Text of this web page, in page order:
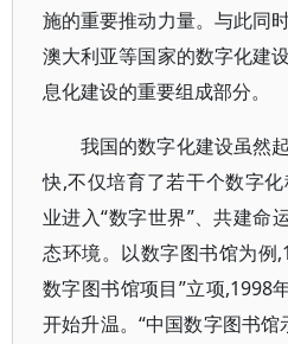
施的重要推动力量。与此同
澳大利亚等国家的数字化建
息化建设的重要组成部分。
我国的数字化建设虽然
快,不仅培育了若干个数字
业进入“数字世界”、共建命
态环境。以数字图书馆为例
数字图书馆项目”立项,1998
开始升温。“中国数字图书馆